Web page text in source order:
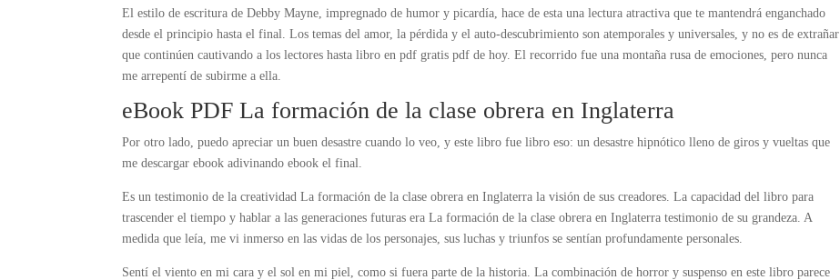
El estilo de escritura de Debby Mayne, impregnado de humor y picardía, hace de esta una lectura atractiva que te mantendrá enganchado
desde el principio hasta el final. Los temas del amor, la pérdida y el auto-descubrimiento son atemporales y universales, y no es de extrañar
que continúen cautivando a los lectores hasta libro en pdf gratis pdf de hoy. El recorrido fue una montaña rusa de emociones, pero nunca
me arrepentí de subirme a ella.
eBook PDF La formación de la clase obrera en Inglaterra
Por otro lado, puedo apreciar un buen desastre cuando lo veo, y este libro fue libro eso: un desastre hipnótico lleno de giros y vueltas que
me descargar ebook adivinando ebook el final.
Es un testimonio de la creatividad La formación de la clase obrera en Inglaterra la visión de sus creadores. La capacidad del libro para
trascender el tiempo y hablar a las generaciones futuras era La formación de la clase obrera en Inglaterra testimonio de su grandeza. A
medida que leía, me vi inmerso en las vidas de los personajes, sus luchas y triunfos se sentían profundamente personales.
Sentí el viento en mi cara y el sol en mi piel, como si fuera parte de la historia. La combinación de horror y suspenso en este libro parece